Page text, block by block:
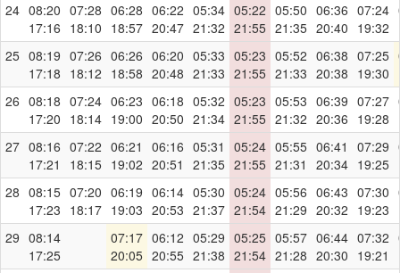
24 08:20
17:16
07:28
18:10
06:28
18:57
06:22
20:47
05:34
21:32
05:22
21:55
05:50
21:35
06:36
20:40
07:24
19:32
25 08:19
17:18
07:26
18:12
06:26
18:58
06:20
20:48
05:33
21:33
05:23
21:55
05:52
21:33
06:38
20:38
07:25
19:30
26 08:18
17:20
07:24
18:14
06:23
19:00
06:18
20:50
05:32
21:34
05:23
21:55
05:53
21:32
06:39
20:36
07:27
19:28
27 08:16
17:21
07:22
18:15
06:21
19:02
06:16
20:51
05:31
21:35
05:24
21:55
05:55
21:31
06:41
20:34
07:29
19:25
28 08:15
17:23
07:20
18:17
06:19
19:03
06:14
20:53
05:30
21:37
05:24
21:54
05:56
21:29
06:43
20:32
07:30
19:23
29 08:14
17:25
07:17
20:05
06:12
20:55
05:29
21:38
05:25
21:54
05:57
21:28
06:44
20:30
07:32
19:21